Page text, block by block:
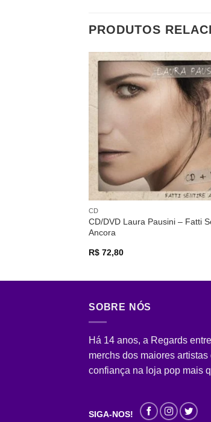
PRODUTOS
a
CD
CD/DVD Laura Pausini – Fatti
Ancora
R$72,80
SOBRE NÓS
Há 14 anos, a Regards
merchs dos maiores
confiança na loja pop mais
SIGA-NOS!